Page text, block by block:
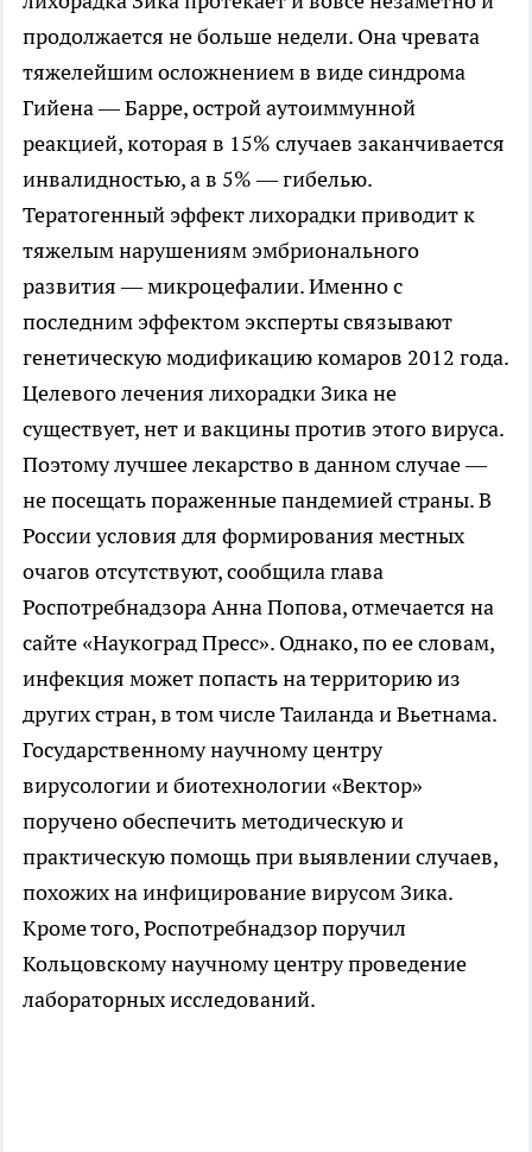
продолжается не больше недели. Она чревата
тяжелейшим осложнением в виде синдрома
Гийена — Барре, острой аутоиммунной
реакцией, которая в 15% случаев заканчивается
инвалидностью, а в 5% — гибелью.
Тератогенный эффект лихорадки приводит к
тяжелым нарушениям эмбрионального
развития — микроцефалии. Именно с
последним эффектом эксперты связывают
генетическую модификацию комаров 2012 года.
Целевого лечения лихорадки Зика не
существует, нет и вакцины против этого вируса.
Поэтому лучшее лекарство в данном случае —
не посещать пораженные пандемией страны. В
России условия для формирования местных
очагов отсутствуют, сообщила глава
Роспотребнадзора Анна Попова, отмечается на
сайте «Наукоград Пресс». Однако, по ее словам,
инфекция может попасть на территорию из
других стран, в том числе Таиланда и Вьетнама.
Государственному научному центру
вирусологии и биотехнологии «Вектор»
поручено обеспечить методическую и
практическую помощь при выявлении случаев,
похожих на инфицирование вирусом Зика.
Кроме того, Роспотребнадзор поручил
Кольцовскому научному центру проведение
лабораторных исследований.